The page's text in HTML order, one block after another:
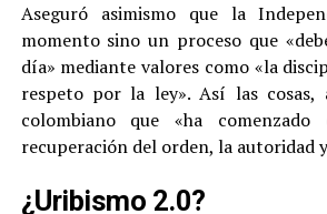
Aseguró asimismo que la
momento sino un proceso que
día» mediante valores como «la
respeto por la ley». Así las cosas,
colombiano que «ha
recuperación del orden, la autoridad
¿Uribismo 2.0?